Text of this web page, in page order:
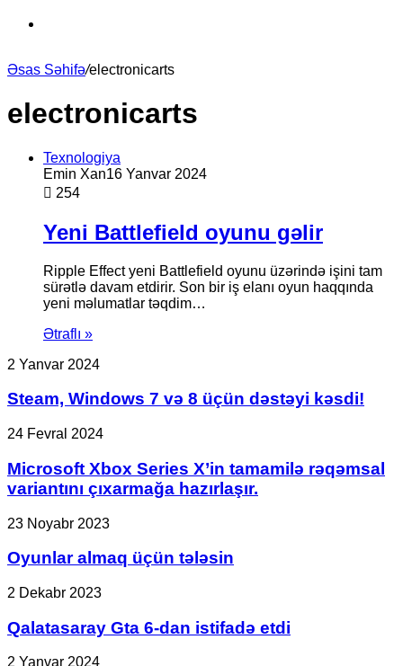
for
Əsas Səhifə/electronicarts
electronicarts
Texnologiya
Emin Xan16 Yanvar 2024
254
Yeni Battlefield oyunu gəlir
Ripple Effect yeni Battlefield oyunu üzərində işini tam
sürətlə davam etdirir. Son bir iş elanı oyun haqqında
yeni məlumatlar təqdim…
Ətraflı »
Steam,
7
8
dəstəyi
kəsdi!
2 Yanvar 2024
Steam, Windows 7 və 8 üçün dəstəyi kəsdi!
Microsoft
Series
X’in
tamamilə
variantını
hazırlaşır.
24 Fevral 2024
Microsoft Xbox Series X’in tamamilə rəqəmsal
variantını çıxarmağa hazırlaşır.
Oyunlar
üçün
tələsin
23 Noyabr 2023
Oyunlar almaq üçün tələsin
Qalatasaray
6-
dan
istifadə
2 Dekabr 2023
Qalatasaray Gta 6-dan istifadə etdi
ASUS
2 Yanvar 2024